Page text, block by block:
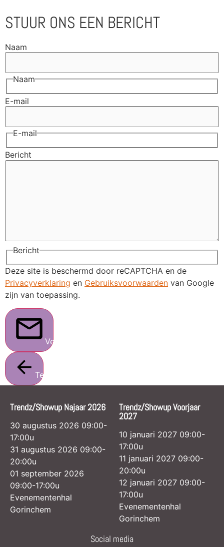
STUUR ONS EEN BERICHT
Naam
Naam
E-mail
E-mail
Bericht
Bericht
Deze site is beschermd door reCAPTCHA en de
Privacyverklaring en Gebruiksvoorwaarden van Google
zijn van toepassing.
Verstuur
Terug
Trendz/Showup Najaar 2026
30 augustus 2026 09:00-
17:00u
31 augustus 2026 09:00-
20:00u
01 september 2026
09:00-17:00u
Evenementenhal
Gorinchem
Trendz/Showup Voorjaar
2027
10 januari 2027 09:00-
17:00u
11 januari 2027 09:00-
20:00u
12 januari 2027 09:00-
17:00u
Evenementenhal
Gorinchem
Social media